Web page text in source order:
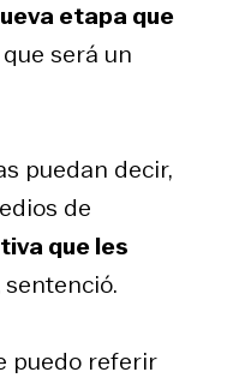
etapa que
será un
puedan decir,
de
que les
sentenció.
puedo referir